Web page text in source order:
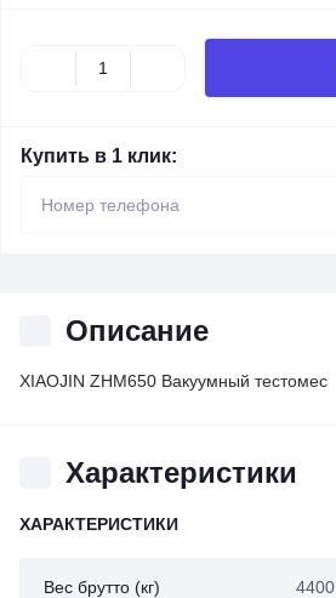
Купить в 1 клик:
Описание
XIAOJIN ZHM650 Вакуумный тестомес
Характеристики
ХАРАКТЕРИСТИКИ
Вес брутто (кг) 4400